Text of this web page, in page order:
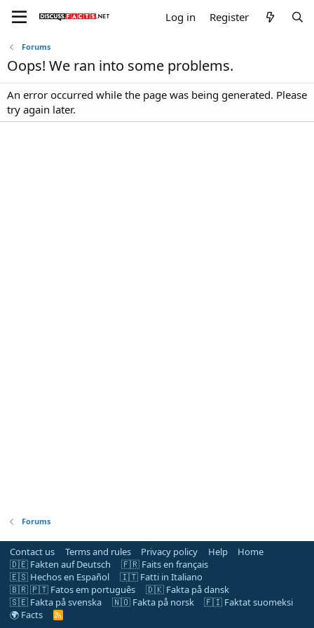
Log in Register
Forums
Oops! We ran into some problems.
An error occurred while the page was being generated. Please
try again later.
Forums
Contact us Terms and rules Privacy policy Help
Home
🇩🇪 Fakten auf Deutsch
🇫🇷 Faits en français
🇪🇸 Hechos en Español
🇮🇹 Fatti in Italiano
🇧🇷 🇵🇹 Fatos em português
🇩🇰 Fakta på dansk
🇸🇪 Fakta på svenska
🇳🇴 Fakta på norsk
🇫🇮 Faktat suomeksi
🌍 Facts
R